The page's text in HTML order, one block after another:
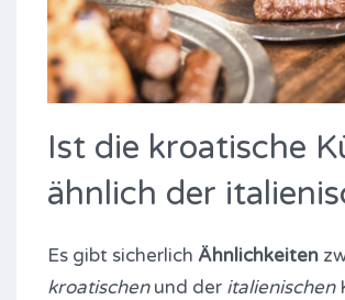
Ist die kroatische
ähnlich der
Es gibt sicherlich Ähnlichkeiten
kroatischenund der italienischen